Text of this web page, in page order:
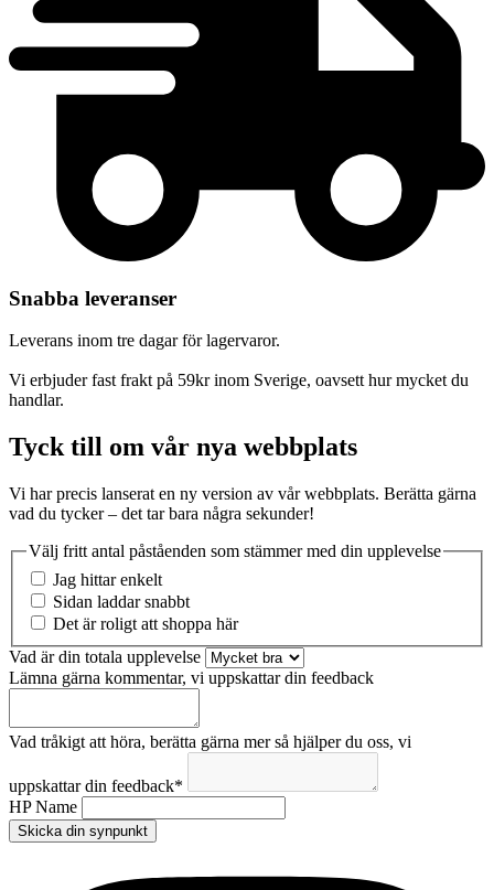
Snabba leveranser
Leverans inom tre dagar för lagervaror.
Vi erbjuder fast frakt på 59kr inom Sverige, oavsett hur mycket du
handlar.
Tyck till om vår nya webbplats
Vi har precis lanserat en ny version av vår webbplats. Berätta gärna
vad du tycker – det tar bara några sekunder!
Välj fritt antal påståenden som stämmer med din upplevelse
Jag hittar enkelt
Sidan laddar snabbt
Det är roligt att shoppa här
Vad är din totala upplevelse
Lämna gärna kommentar, vi uppskattar din feedback
Vad tråkigt att höra, berätta gärna mer så hjälper du oss, vi
uppskattar din feedback*
HP Name
Skicka din synpunkt